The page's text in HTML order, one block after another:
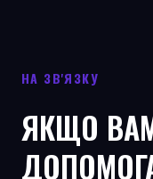
НА ЗВ'ЯЗКУ
ЯКЩО